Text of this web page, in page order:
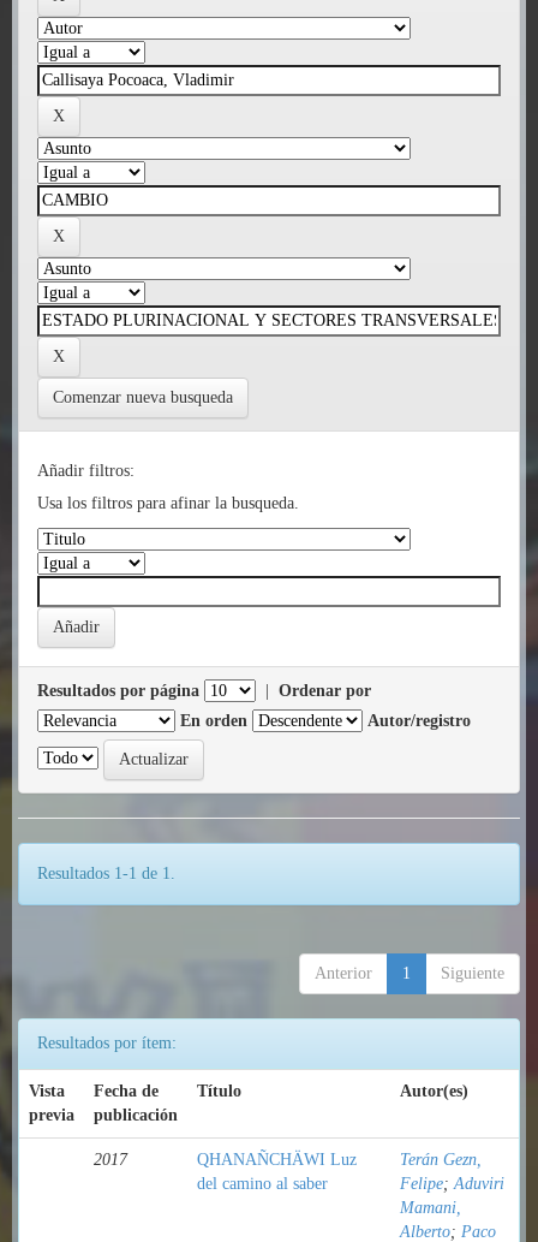
Comenzar nueva busqueda
Añadir filtros:
Usa los filtros para afinar la busqueda.
Resultados por página
Ordenar por
En orden
Autor/registro
Resultados 1-1 de 1.
Anterior 1 Siguiente
Resultados por ítem:
Vista
previa
Fecha de
publicación
Título Autor(es)
2017
QHANAÑCHÄWI Luz
del camino al saber
Terán Gezn,
Felipe;Aduviri
Mamani,
Alberto; Paco